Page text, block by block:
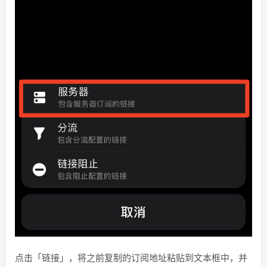
点击「链接」，将之前复制的订阅地址粘贴到文本框中，并